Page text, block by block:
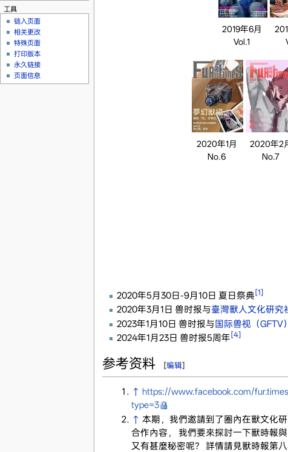
2019年6月
Vol.1
2020年1月
No.6
2020年2
No.7
2020年5月30日-9月10日 夏日祭典[1]
2020年3月1日 兽时报与臺灣獸人文化研究
2023年1月10日 兽时报与国际兽视（GFTV）
2024年1月23日 兽时报5周年[4]
参考资料 [编辑]
↑ https://www.facebook.com/
type=3
↑ 本期，我們邀請到了圈內在獸文化
合作內容， 我們要來探討一下獸時報
又有甚麼秘密呢？ 詳情請見獸時報第
工具
链入页面
相关更改
特殊页面
打印版本
永久链接
页面信息